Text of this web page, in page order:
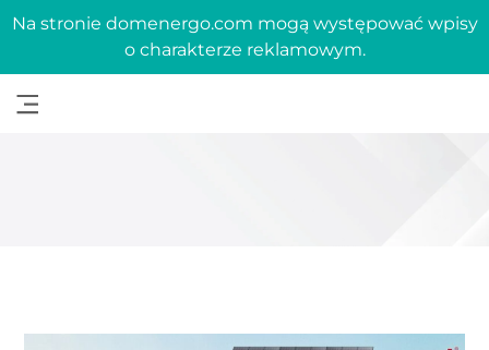
Na stronie domenergo.com mogą występować wpisy
o charakterze reklamowym.